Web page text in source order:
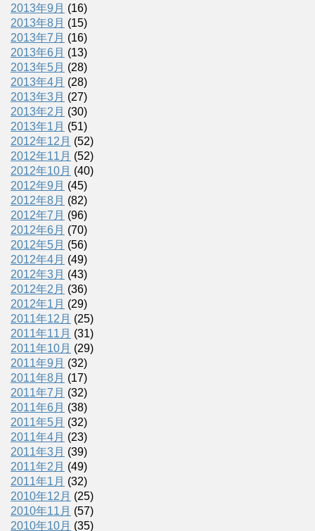
2013年9月 (16)
2013年8月 (15)
2013年7月 (16)
2013年6月 (13)
2013年5月 (28)
2013年4月 (28)
2013年3月 (27)
2013年2月 (30)
2013年1月 (51)
2012年12月 (52)
2012年11月 (52)
2012年10月 (40)
2012年9月 (45)
2012年8月 (82)
2012年7月 (96)
2012年6月 (70)
2012年5月 (56)
2012年4月 (49)
2012年3月 (43)
2012年2月 (36)
2012年1月 (29)
2011年12月 (25)
2011年11月 (31)
2011年10月 (29)
2011年9月 (32)
2011年8月 (17)
2011年7月 (32)
2011年6月 (38)
2011年5月 (32)
2011年4月 (23)
2011年3月 (39)
2011年2月 (49)
2011年1月 (32)
2010年12月 (25)
2010年11月 (57)
2010年10月 (35)